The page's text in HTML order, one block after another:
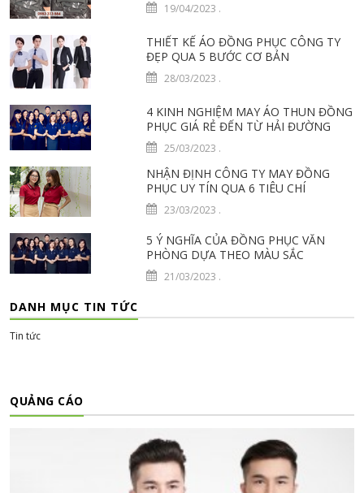
19/04/2023 .
THIẾT KẾ ÁO ĐỒNG PHỤC CÔNG TY
ĐẸP QUA 5 BƯỚC CƠ BẢN
28/03/2023 .
4 KINH NGHIỆM MAY ÁO THUN ĐỒNG
PHỤC GIÁ RẺ ĐẾN TỪ HẢI ĐƯỜNG
25/03/2023 .
NHẬN ĐỊNH CÔNG TY MAY ĐỒNG
PHỤC UY TÍN QUA 6 TIÊU CHÍ
23/03/2023 .
5 Ý NGHĨA CỦA ĐỒNG PHỤC VĂN
PHÒNG DỰA THEO MÀU SẮC
21/03/2023 .
DANH MỤC TIN TỨC
Tin tức
QUẢNG CÁO